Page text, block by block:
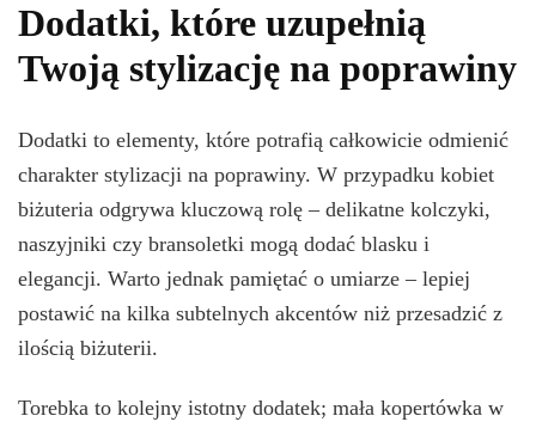
Dodatki, które uzupełnią
Twoją stylizację na poprawiny
Dodatki to elementy, które potrafią całkowicie odmienić
charakter stylizacji na poprawiny. W przypadku kobiet
biżuteria odgrywa kluczową rolę – delikatne kolczyki,
naszyjniki czy bransoletki mogą dodać blasku i
elegancji. Warto jednak pamiętać o umiarze – lepiej
postawić na kilka subtelnych akcentów niż przesadzić z
ilością biżuterii.
Torebka to kolejny istotny dodatek; mała kopertówka w